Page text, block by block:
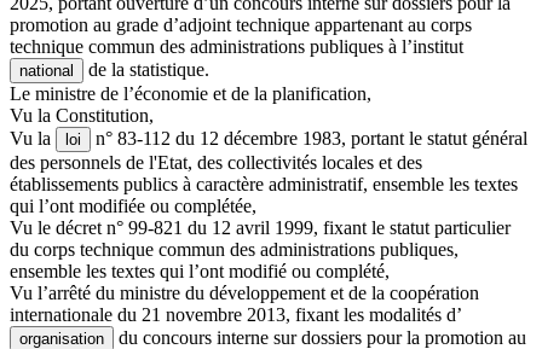
promotion au grade d’adjoint technique appartenant au corps
technique commun des administrations publiques à l’institut
national
de la statistique.
Le ministre de l’économie et de la planification,
Vu la Constitution,
Vu la
loi
n° 83-112 du 12 décembre 1983, portant le statut général
des personnels de l'Etat, des collectivités locales et des
établissements publics à caractère administratif, ensemble les textes
qui l’ont modifiée ou complétée,
Vu le décret n° 99-821 du 12 avril 1999, fixant le statut particulier
du corps technique commun des administrations publiques,
ensemble les textes qui l’ont modifié ou complété,
Vu l’arrêté du ministre du développement et de la coopération
internationale du 21 novembre 2013, fixant les modalités d’
organisation
du concours interne sur dossiers pour la promotion au